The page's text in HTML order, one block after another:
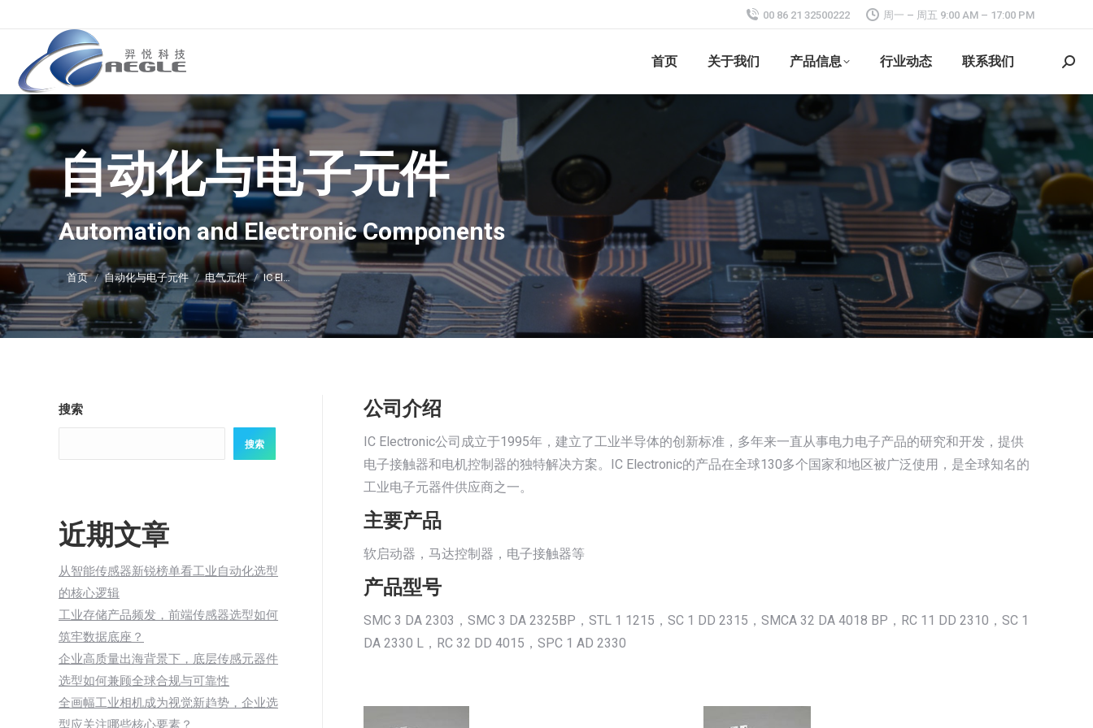
00 86 21 32500222 周一 – 周五 9:00 AM – 17:00 PM
首页 关于我们 产品信息 行业动态 联系我们
搜
自动化与电子元件
Automation and Electronic Components
你在这里：
首页 自动化与电子元件 电气元件 IC El…
公司介绍
IC Electronic公司成立于1995年，建立了工业半导体的创新标准，多年来一直从事电力电子产品的研究和开发，提供
电子接触器和电机控制器的独特解决方案。IC Electronic的产品在全球130多个国家和地区被广泛使用，是全球知名的
工业电子元器件供应商之一。
主要产品
软启动器，马达控制器，电子接触器等
产品型号
SMC 3 DA 2303，SMC 3 DA 2325BP，STL 1 1215，SC 1 DD 2315，SMCA 32 DA 4018 BP，RC 11 DD 2310，SC 1
DA 2330 L，RC 32 DD 4015，SPC 1 AD 2330
搜索
搜索
近期文章
从智能传感器新锐榜单看工业自动化选型
的核心逻辑
工业存储产品频发，前端传感器选型如何
筑牢数据底座？
企业高质量出海背景下，底层传感元器件
选型如何兼顾全球合规与可靠性
全画幅工业相机成为视觉新趋势，企业选
型应关注哪些核心要素？